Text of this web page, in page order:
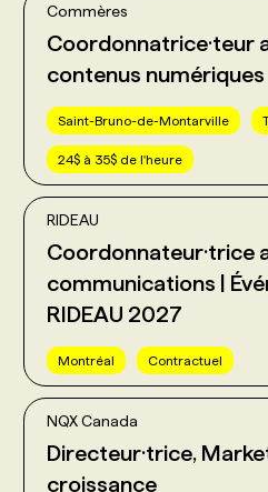
Commères
Coordonnatrice·teur
contenus numériques
Saint-Bruno-de-Montarville
24$ à 35$ de l'heure
RIDEAU
Coordonnateur·trice
communications |
RIDEAU 2027
Montréal Contractuel
NQX Canada
Directeur·trice,
croissance